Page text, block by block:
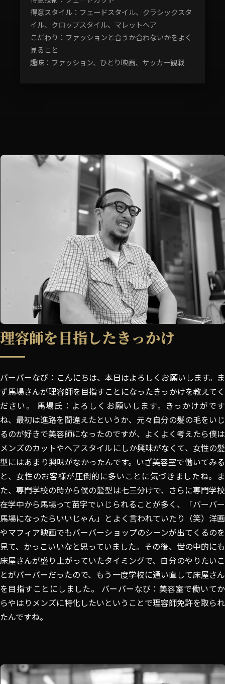
得意スタイル：フェードスタイル、クラシックスタ
イル、クロップスタイル、マレットヘア
こだわり：ファッションと合うか合わないかをよく
見ること
趣味：ファッション、ひとり映画、サッカー観戦
理容師を目指したきっかけ
バーバーなび：こんにちは、本日はよろしくお願いします。ま
ず馬場さんが理容師を目指すことになったきっかけを教えてく
ださい。 馬場氏：よろしくお願いします。きっかけがです
ね、最初は進路を間違えたというか、元々自分の髪の毛をいじ
るのが好きで美容師になったのですが、よくよく考えたら僕は
メンズのカットやヘアスタイルにしか興味がなくて、女性の髪
型にはあまり興味がなかったんです。いざ美容室で働いてみる
と、女性のお客様が圧倒的に多いことに気づきましたね。ま
た、専門学校の時から僕の髪型は七三分けで、さらに専門学校
在学中から馬場って苗字でいじられることが多く、「バーバー
馬場になったらいいじゃん」とよく言われていたり（笑）洋画
やマフィア映画でもバーバーショップのシーンが出てくるのを
見て、かっこいいなと思っていました。その後、世の中的にも
床屋さんが盛り上がっていたタイミングで、自分のやりたいこ
とがバーバーだったので、もう一度学校に通い直して床屋さん
を目指すことにしました。 バーバーなび：美容室で働いてか
らやはりメンズに特化したいということで理容師免許を取られ
たんですね。